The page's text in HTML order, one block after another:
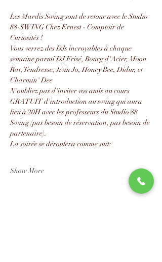
Les Mardis Swing sont de retour avec le Studio
88-SWING Chez Ernest - Comptoir de
Curiosités !
Vous verrez des DJs incroyables à chaque
semaine parmi DJ Frisé, Bourg d'Acier, Moon
Rat, Tendresse, Jivin Jo, Honey Bee, Didur, et
Charmin' Dee
N'oubliez pas d'inviter vos amis au cours
GRATUIT d'introduction au swing qui aura
lieu à 20H avec les professeurs du Studio 88
Swing (pas besoin de réservation, pas besoin de
partenaire).
La soirée se déroulera comme suit:
Show More